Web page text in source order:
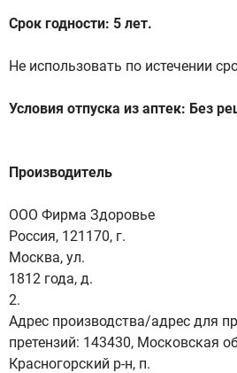
Срок годности: 5 лет.
Не использовать по истечении
Условия отпуска из аптек: Без
Производитель
ООО Фирма Здоровье
Россия, 121170, г.
Москва, ул.
1812 года, д.
2.
Адрес производства/адрес для
претензий: 143430, Московская
Красногорский р-н, п.